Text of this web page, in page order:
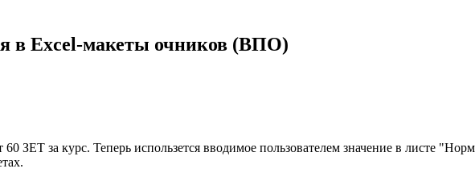
в Excel-макеты очников (ВПО)
ЗЕТ за курс. Теперь использется вводимое пользователем значение в листе